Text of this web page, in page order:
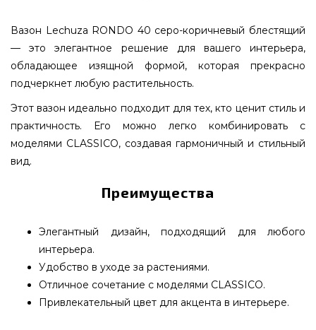
Вазон Lechuza RONDO 40 серо-коричневый блестящий
— это элегантное решение для вашего интерьера,
обладающее изящной формой, которая прекрасно
подчеркнет любую растительность.
Этот вазон идеально подходит для тех, кто ценит стиль и
практичность. Его можно легко комбинировать с
моделями CLASSICO, создавая гармоничный и стильный
вид.
Преимущества
Элегантный дизайн, подходящий для любого
интерьера.
Удобство в уходе за растениями.
Отличное сочетание с моделями CLASSICO.
Привлекательный цвет для акцента в интерьере.